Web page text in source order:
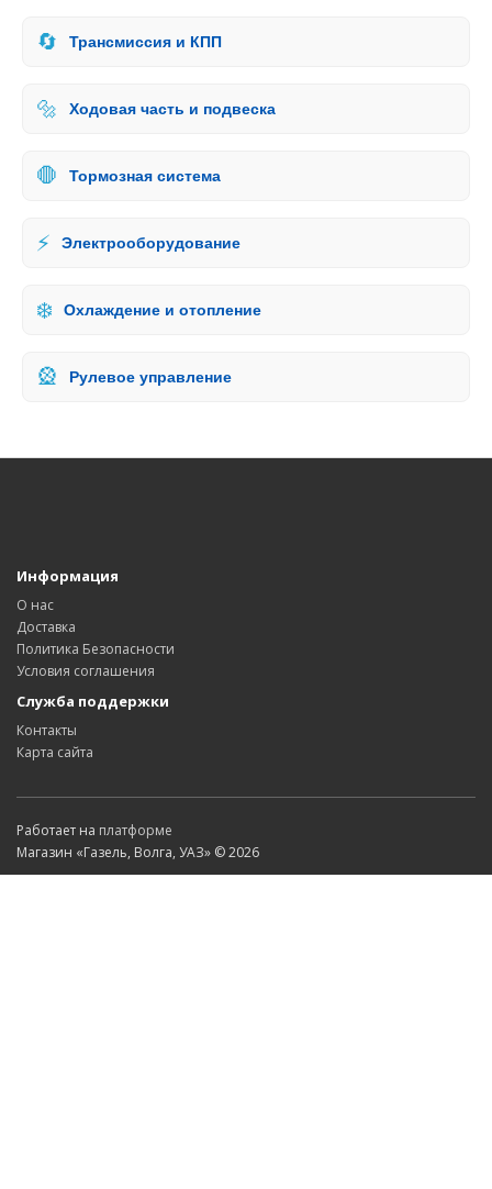
🔄 Трансмиссия и КПП
🔩 Ходовая часть и подвеска
🛑 Тормозная система
⚡ Электрооборудование
❄️ Охлаждение и отопление
🎡 Рулевое управление
Информация
О нас
Доставка
Политика Безопасности
Условия соглашения
Служба поддержки
Контакты
Карта сайта
Работает на платформе
Магазин «Газель, Волга, УАЗ» © 2026